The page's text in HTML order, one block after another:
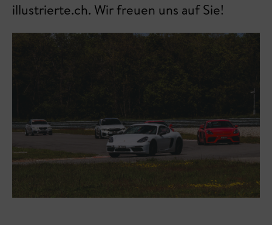
illustrierte.ch. Wir freuen uns auf Sie!